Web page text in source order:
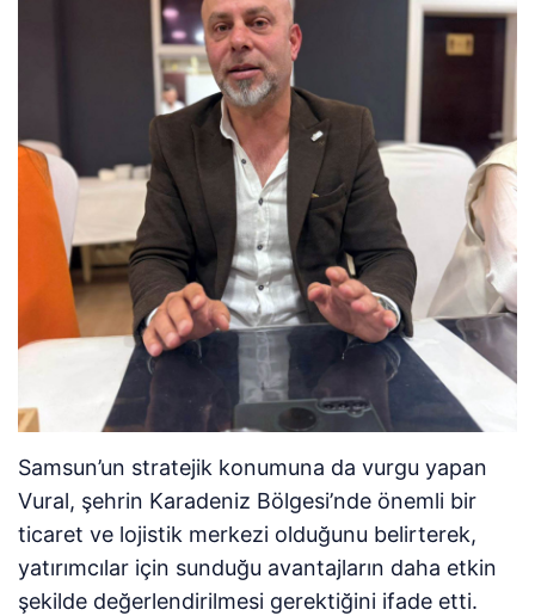
Samsun’un stratejik konumuna da vurgu yapan
Vural, şehrin Karadeniz Bölgesi’nde önemli bir
ticaret ve lojistik merkezi olduğunu belirterek,
yatırımcılar için sunduğu avantajların daha etkin
şekilde değerlendirilmesi gerektiğini ifade etti.